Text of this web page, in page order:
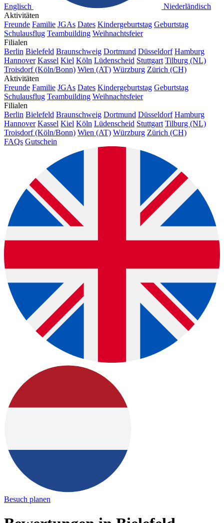
Englisch
Niederländisch
Aktivitäten
Freunde Familie JGAs Dates Kindergeburtstag Geburtstag
Schulausflug Teambuilding Weihnachtsfeier
Filialen
Berlin Bielefeld Braunschweig Dortmund Düsseldorf Hamburg
Hannover Kassel Kiel Köln Lüdenscheid Stuttgart Tilburg (NL)
Troisdorf (Köln/Bonn) Wien (AT) Würzburg Zürich (CH)
Aktivitäten
Freunde Familie JGAs Dates Kindergeburtstag Geburtstag
Schulausflug Teambuilding Weihnachtsfeier
Filialen
Berlin Bielefeld Braunschweig Dortmund Düsseldorf Hamburg
Hannover Kassel Kiel Köln Lüdenscheid Stuttgart Tilburg (NL)
Troisdorf (Köln/Bonn) Wien (AT) Würzburg Zürich (CH)
FAQs Gutschein
Besuch planen